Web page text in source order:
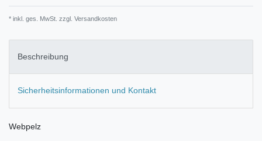
* inkl. ges. MwSt. zzgl. Versandkosten
Beschreibung
Sicherheitsinformationen und Kontakt
Webpelz